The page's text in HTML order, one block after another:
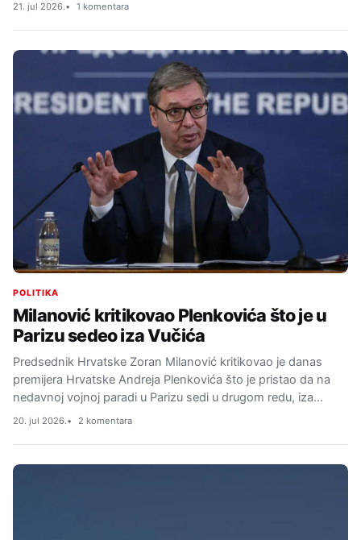
21. jul 2026. 1 komentara
POLITIKA
Milanović kritikovao Plenkovića što je u
Parizu sedeo iza Vučića
Predsednik Hrvatske Zoran Milanović kritikovao je danas
premijera Hrvatske Andreja Plenkovića što je pristao da na
nedavnoj vojnoj paradi u Parizu sedi u drugom redu, iza…
20. jul 2026. 2 komentara